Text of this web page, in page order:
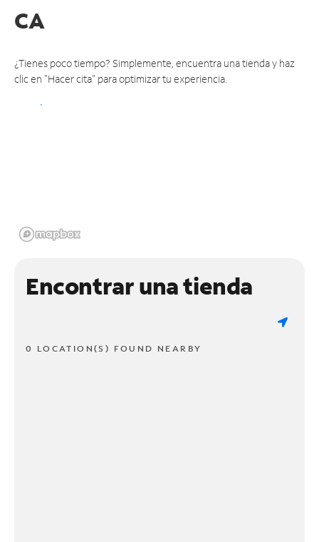
CA
¿Tienes poco tiempo? Simplemente, encuentra una tienda y haz
clic en "Hacer cita" para optimizar tu experiencia.
Encontrar una tienda
0 LOCATION(S) FOUND NEARBY